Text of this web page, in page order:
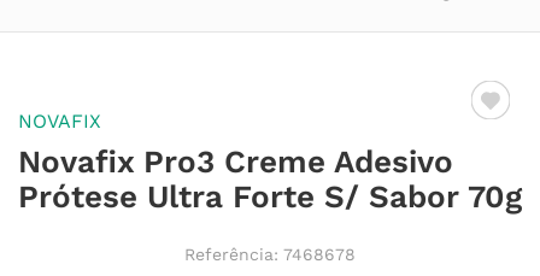
NOVAFIX
Novafix Pro3 Creme Adesivo
Prótese Ultra Forte S/ Sabor 70g
Referência: 7468678